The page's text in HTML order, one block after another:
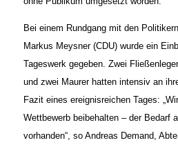
Bei einem Rundgang mit den
Markus Meysner (CDU) wurde ein
Tageswerk gegeben. Zwei
und zwei Maurer hatten intensiv an
Fazit eines ereignisreichen Tages:
Wettbewerb beibehalten – der Bedarf
vorhanden“, so Andreas Demand,